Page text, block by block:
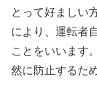
とって好ましい
により、運転者
ことをいいます
然に防止するた